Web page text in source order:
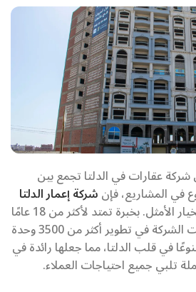
عقارات في الدلتا تجمع بين
في المشاريع، فإنشركة إعمار الدلتا
هي الخيار الأمثل. بخبرة تمتد لأكثر من 18 عامًا
في سوق العقارات، نجحت الشركة في تطوير أكثر من 3500 وحدة
متنوعًا في قلب الدلتا، مما جعلها رائدة في
تلبي جميع احتياجات العملاء.